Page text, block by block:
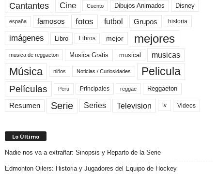
Cantantes Cine Cuento Dibujos Animados Disney
españa famosos fotos futbol Grupos historia
imágenes Libro Libros mejor mejores
musica de reggaeton Musica Gratis musical musicas
Música niños Noticias / Curiosidades Pelicula
Películas Peru Principales reggae Reggaeton
Resumen Serie Series Television tv Videos
Lo Último
Nadie nos va a extrañar: Sinopsis y Reparto de la Serie
Edmonton Oilers: Historia y Jugadores del Equipo de Hockey